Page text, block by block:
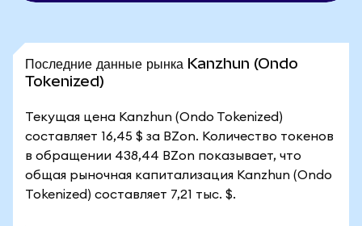
Последние данные рынка Kanzhun (Ondo
Tokenized)
Текущая цена Kanzhun (Ondo Tokenized)
составляет 16,45 $ за BZon. Количество токенов
в обращении 438,44 BZon показывает, что
общая рыночная капитализация Kanzhun (Ondo
Tokenized) составляет 7,21 тыс. $.